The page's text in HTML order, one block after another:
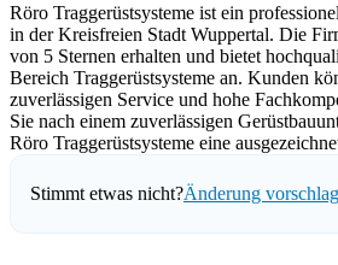
Röro Traggerüstsysteme ist ein
in der Kreisfreien Stadt Wuppertal. Die
von 5 Sternen erhalten und bietet
Bereich Traggerüstsysteme an. Kunden
zuverlässigen Service und hohe
Sie nach einem zuverlässigen
Röro Traggerüstsysteme eine
Stimmt etwas nicht?Änderung